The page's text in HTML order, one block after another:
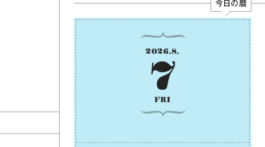
今日の暦
2026.8.
7
FRI